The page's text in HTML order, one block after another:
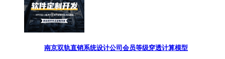
南京双轨直销系统设计公司会员等级穿透计算模型